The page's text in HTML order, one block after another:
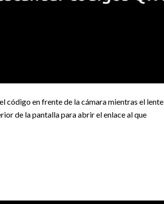
código en frente de la cámara mientras el lente
de la pantalla para abrir el enlace al que